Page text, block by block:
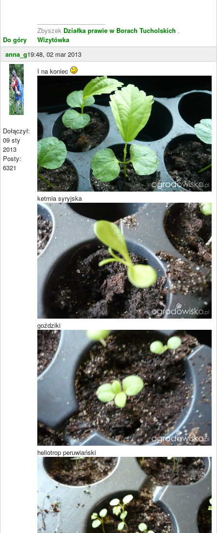
Do góry
Zbyszek Działka prawie w Borach Tucholskich ,
Wizytówka
anna_g19:48, 02 mar 2013
Dołączył:
09 sty
2013
Posty:
6321
I na koniec
ketmia syryjska
goździki
heliotrop peruwiański